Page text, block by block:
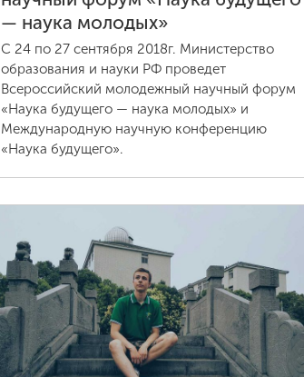
— наука молодых»
С 24 по 27 сентября 2018г. Министерство
образования и науки РФ проведет
Всероссийский молодежный научный форум
«Наука будущего — наука молодых» и
Международную научную конференцию
«Наука будущего».